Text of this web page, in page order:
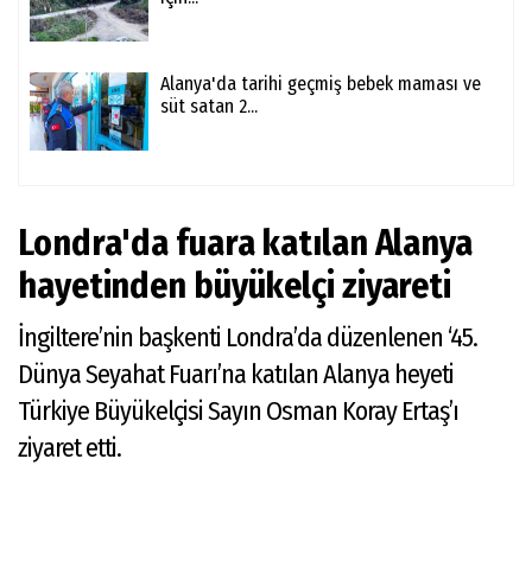
Alanya'da tarihi geçmiş bebek maması ve
süt satan 2...
Londra'da fuara katılan Alanya
hayetinden büyükelçi ziyareti
İngiltere’nin başkenti Londra’da düzenlenen ‘45.
Dünya Seyahat Fuarı’na katılan Alanya heyeti
Türkiye Büyükelçisi Sayın Osman Koray Ertaş’ı
ziyaret etti.